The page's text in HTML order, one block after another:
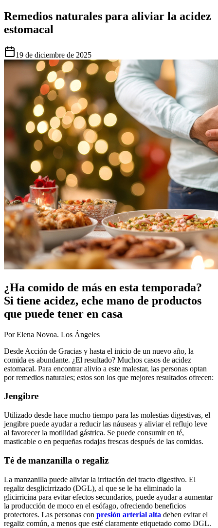
Remedios naturales para aliviar la acidez
estomacal
19 de diciembre de 2025
¿Ha comido de más en esta temporada?
Si tiene acidez, eche mano de productos
que puede tener en casa
Por Elena Novoa. Los Ángeles
Desde Acción de Gracias y hasta el inicio de un nuevo año, la
comida es abundante. ¿El resultado? Muchos casos de acidez
estomacal. Para encontrar alivio a este malestar, las personas optan
por remedios naturales; estos son los que mejores resultados ofrecen:
Jengibre
Utilizado desde hace mucho tiempo para las molestias digestivas, el
jengibre puede ayudar a reducir las náuseas y aliviar el reflujo leve
al favorecer la motilidad gástrica. Se puede consumir en té,
masticable o en pequeñas rodajas frescas después de las comidas.
Té de manzanilla o regaliz
La manzanilla puede aliviar la irritación del tracto digestivo. El
regaliz desglicirrizado (DGL), al que se le ha eliminado la
glicirricina para evitar efectos secundarios, puede ayudar a aumentar
la producción de moco en el esófago, ofreciendo beneficios
protectores. Las personas con presión arterial alta deben evitar el
regaliz común, a menos que esté claramente etiquetado como DGL.